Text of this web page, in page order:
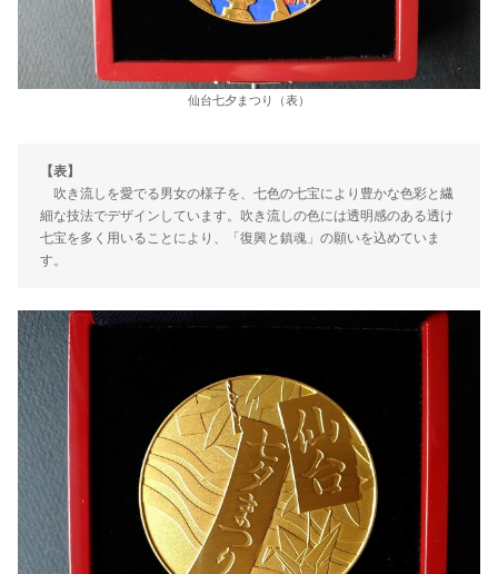
仙台七夕まつり（表）
【表】
吹き流しを愛でる男女の様子を、七色の七宝により豊かな色彩と繊
細な技法でデザインしています。吹き流しの色には透明感のある透け
七宝を多く用いることにより、「復興と鎮魂」の願いを込めていま
す。